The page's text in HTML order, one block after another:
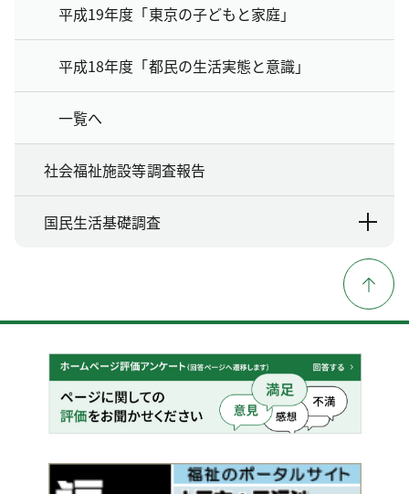
平成19年度「東京の子どもと家庭」
平成18年度「都民の生活実態と意識」
一覧へ
社会福祉施設等調査報告
国民生活基礎調査